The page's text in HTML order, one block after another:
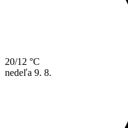
20/12 °C
nedeľa 9. 8.